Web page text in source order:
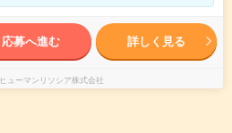
応募へ進む 詳しく見る
ヒューマンリソシア株式会社